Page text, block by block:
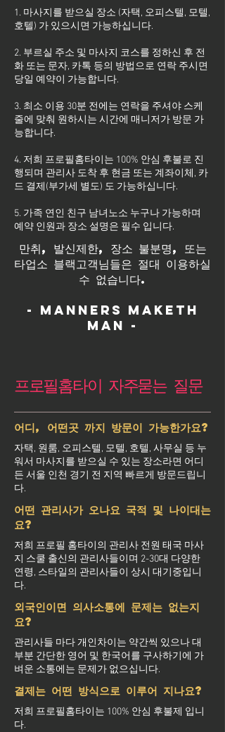
1. 마사지를 받으실 장소 (자택, 오피스텔, 모텔,
호텔) 가 있으시면 가능하십니다.
2. 부르실 주소 및 마사지 코스를 정하신 후 전
화 또는 문자, 카톡 등의 방법으로 연락 주시면
당일 예약이 가능합니다.
3. 최소 이용 30분 전에는 연락을 주셔야 스케
줄에 맞춰 원하시는 시간에 매니저가 방문 가
능합니다.
4. 저희 프로필홈타이는 100% 안심 후불로 진
행되며 관리사 도착 후 현금 또는 계좌이체, 카
드 결제(부가세 별도) 도 가능하십니다.
5. 가족 연인 친구 남녀노소 누구나 가능하며
예약 인원과 장소 설명은 필수 입니다.
만취, 발신제한, 장소 불분명, 또는
타업소 블랙고객님들은 절대 이용하실
수 없습니다.
- Manners maketh
man -
프로필홈타이 자주묻는 질문
어디, 어떤곳 까지 방문이 가능한가요?
자택, 원룸, 오피스텔, 모텔, 호텔, 사무실 등 누
워서 마사지를 받으실 수 있는 장소라면 어디
든 서울 인천 경기 전 지역 빠르게 방문드립니
다.
어떤 관리사가 오나요 국적 및 나이대는
요?
저희 프로필 홈타이의 관리사 전원 태국 마사
지 스쿨 출신의 관리사들이며 2-30대 다양한
연령, 스타일의 관리사들이 상시 대기중입니
다.
외국인이면 의사소통에 문제는 없는지
요?
관리사들 마다 개인차이는 약간씩 있으나 대
부분 간단한 영어 및 한국어를 구사하기에 가
벼운 소통에는 문제가 없으십니다.
결제는 어떤 방식으로 이루어 지나요?
저희 프로필홈타이는 100% 안심 후불제 입니
다.